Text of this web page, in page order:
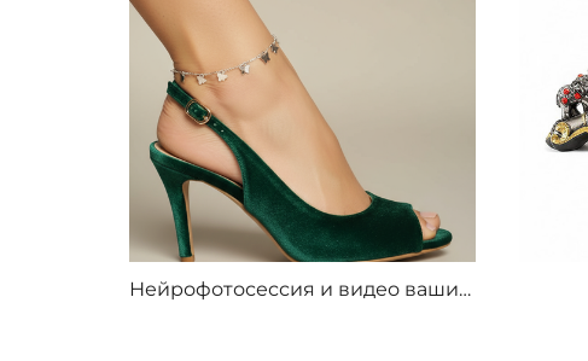
Нейрофотосессия и видео ваших товаров